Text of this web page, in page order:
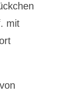
mit
von